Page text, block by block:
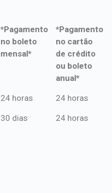
*Pagamento
no boleto
mensal*
*Pagamento
no cartão
de crédito
ou boleto
anual*
*Pagamento
mensal*
*Pagamento
de crédito
24 horas 24 horas
30 dias 24 horas